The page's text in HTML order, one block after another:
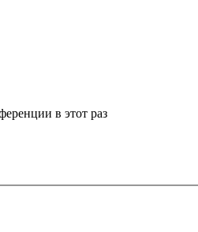
в этот раз